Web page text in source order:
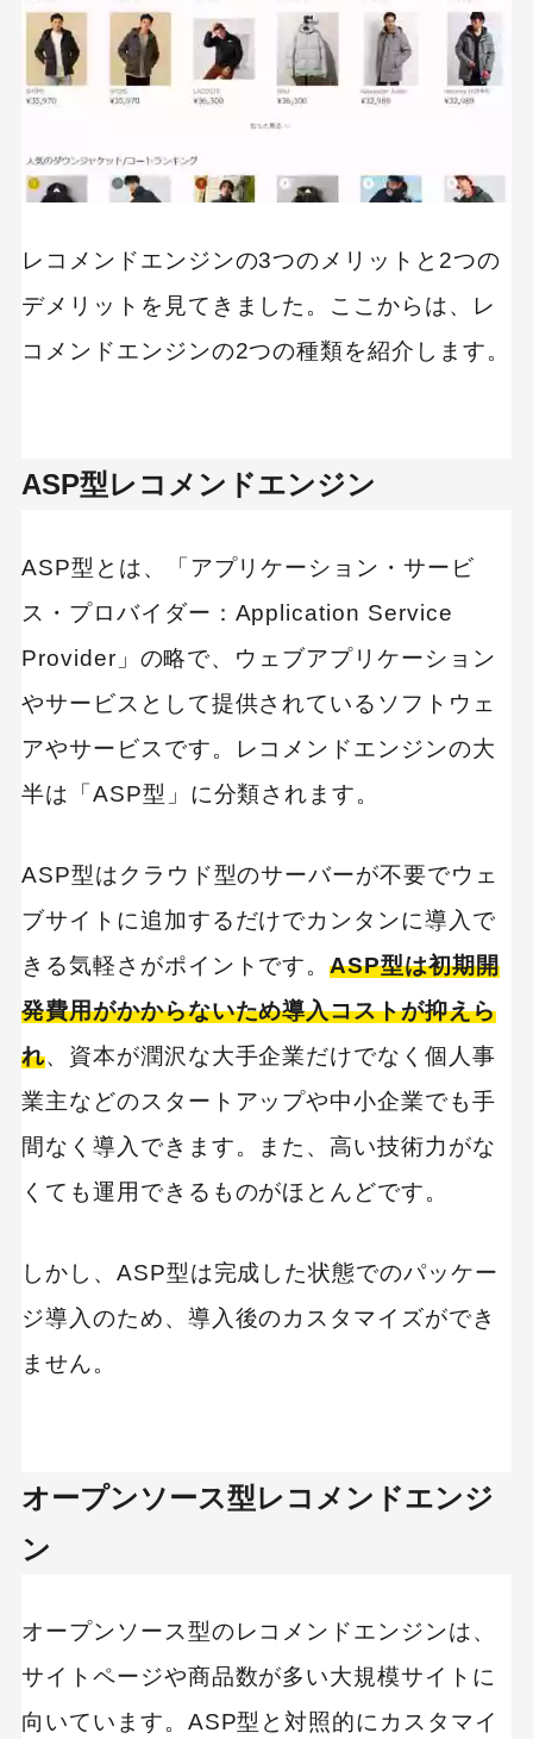
レコメンドエンジンの3つのメリットと2つの
デメリットを見てきました。ここからは、レ
コメンドエンジンの2つの種類を紹介します。
ASP型レコメンドエンジン
ASP型とは、「アプリケーション・サービ
ス・プロバイダー：Application Service
Provider」の略で、ウェブアプリケーション
やサービスとして提供されているソフトウェ
アやサービスです。レコメンドエンジンの大
半は「ASP型」に分類されます。
ASP型はクラウド型のサーバーが不要でウェ
ブサイトに追加するだけでカンタンに導入で
きる気軽さがポイントです。ASP型は初期開
発費用がかからないため導入コストが抑えら
れ、資本が潤沢な大手企業だけでなく個人事
業主などのスタートアップや中小企業でも手
間なく導入できます。また、高い技術力がな
くても運用できるものがほとんどです。
しかし、ASP型は完成した状態でのパッケー
ジ導入のため、導入後のカスタマイズができ
ません。
オープンソース型レコメンドエンジ
ン
オープンソース型のレコメンドエンジンは、
サイトページや商品数が多い大規模サイトに
向いています。ASP型と対照的にカスタマイ